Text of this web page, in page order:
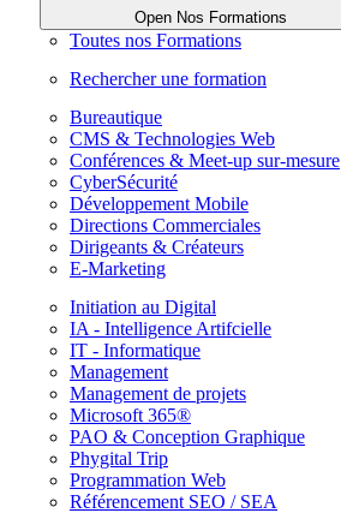
Open Nos Formations
Toutes nos Formations
Rechercher une formation
Bureautique
CMS & Technologies Web
Conférences & Meet-up sur-mesure
CyberSécurité
Développement Mobile
Directions Commerciales
Dirigeants & Créateurs
E-Marketing
Initiation au Digital
IA - Intelligence Artifcielle
IT - Informatique
Management
Management de projets
Microsoft 365®
PAO & Conception Graphique
Phygital Trip
Programmation Web
Référencement SEO / SEA